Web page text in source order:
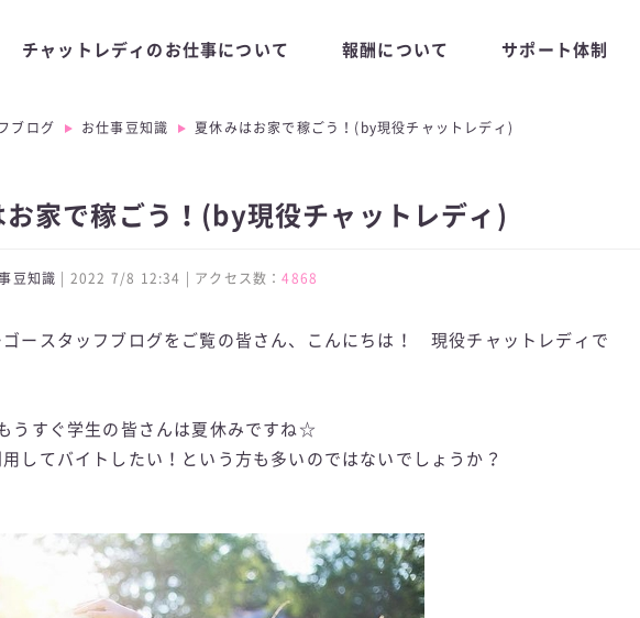
チャットレディのお仕事について 報酬について サポート体制
ブログ お仕事豆知識 夏休みはお家で稼ごう！(by現役チャットレディ)
お家で稼ごう！(by現役チャットレディ)
豆知識 | 2022 7/8 12:34 | アクセス数：4868
ゴースタッフブログをご覧の皆さん、こんにちは！ 現役チャットレディで
うすぐ学生の皆さんは夏休みですね☆
してバイトしたい！という方も多いのではないでしょうか？